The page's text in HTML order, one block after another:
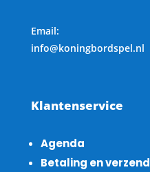
Email:
info@koningbordspel.nl
Klantenservice
Agenda
Betaling en